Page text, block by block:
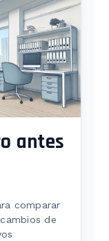
antes
comparar
de